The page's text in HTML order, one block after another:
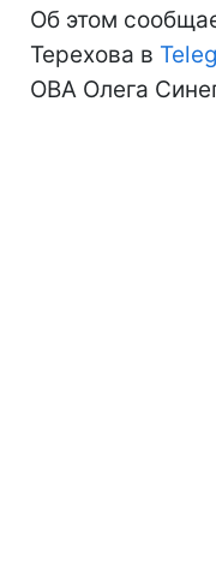
Об этом
Терехова в
ОВА Олега